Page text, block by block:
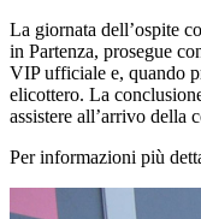
La giornata dell’ospite
in Partenza, prosegue
VIP ufficiale e, quando
elicottero. La
assistere all’arrivo della
Per informazioni più